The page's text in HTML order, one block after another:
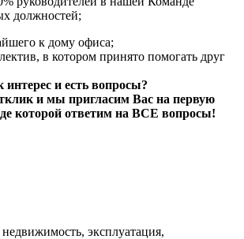
должностей;
к дому офиса;
в котором принято помогать друг
интерес и есть вопросы?
и мы пригласим Вас на первую
которой ответим на ВСЕ вопросы!
эксплуатация,